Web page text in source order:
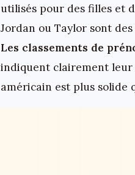
utilisés pour des filles et
Jordan ou Taylor sont
Les classements de
indiquent clairement leur
américain est plus solide